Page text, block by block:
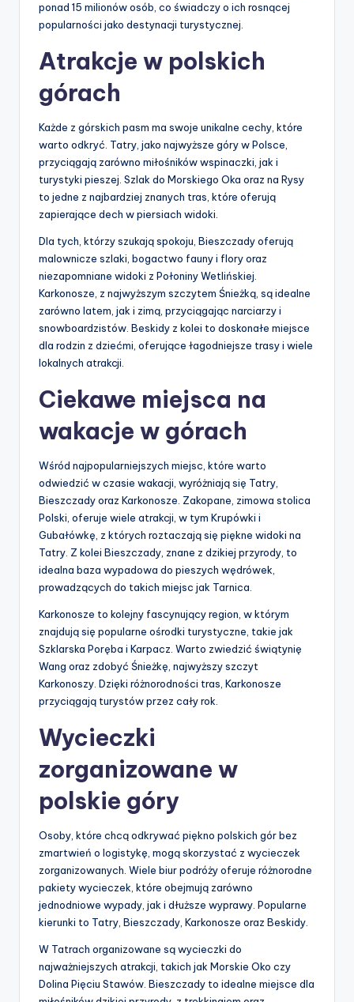
ponad 15 milionów osób, co świadczy o ich rosnącej
popularności jako destynacji turystycznej.
Atrakcje w polskich
górach
Każde z górskich pasm ma swoje unikalne cechy, które
warto odkryć. Tatry, jako najwyższe góry w Polsce,
przyciągają zarówno miłośników wspinaczki, jak i
turystyki pieszej. Szlak do Morskiego Oka oraz na Rysy
to jedne z najbardziej znanych tras, które oferują
zapierające dech w piersiach widoki.
Dla tych, którzy szukają spokoju, Bieszczady oferują
malownicze szlaki, bogactwo fauny i flory oraz
niezapomniane widoki z Połoniny Wetlińskiej.
Karkonosze, z najwyższym szczytem Śnieżką, są idealne
zarówno latem, jak i zimą, przyciągając narciarzy i
snowboardzistów. Beskidy z kolei to doskonałe miejsce
dla rodzin z dziećmi, oferujące łagodniejsze trasy i wiele
lokalnych atrakcji.
Ciekawe miejsca na
wakacje w górach
Wśród najpopularniejszych miejsc, które warto
odwiedzić w czasie wakacji, wyróżniają się Tatry,
Bieszczady oraz Karkonosze. Zakopane, zimowa stolica
Polski, oferuje wiele atrakcji, w tym Krupówki i
Gubałówkę, z których roztaczają się piękne widoki na
Tatry. Z kolei Bieszczady, znane z dzikiej przyrody, to
idealna baza wypadowa do pieszych wędrówek,
prowadzących do takich miejsc jak Tarnica.
Karkonosze to kolejny fascynujący region, w którym
znajdują się popularne ośrodki turystyczne, takie jak
Szklarska Poręba i Karpacz. Warto zwiedzić świątynię
Wang oraz zdobyć Śnieżkę, najwyższy szczyt
Karkonoszy. Dzięki różnorodności tras, Karkonosze
przyciągają turystów przez cały rok.
Wycieczki
zorganizowane w
polskie góry
Osoby, które chcą odkrywać piękno polskich gór bez
zmartwień o logistykę, mogą skorzystać z wycieczek
zorganizowanych. Wiele biur podróży oferuje różnorodne
pakiety wycieczek, które obejmują zarówno
jednodniowe wypady, jak i dłuższe wyprawy. Popularne
kierunki to Tatry, Bieszczady, Karkonosze oraz Beskidy.
W Tatrach organizowane są wycieczki do
najważniejszych atrakcji, takich jak Morskie Oko czy
Dolina Pięciu Stawów. Bieszczady to idealne miejsce dla